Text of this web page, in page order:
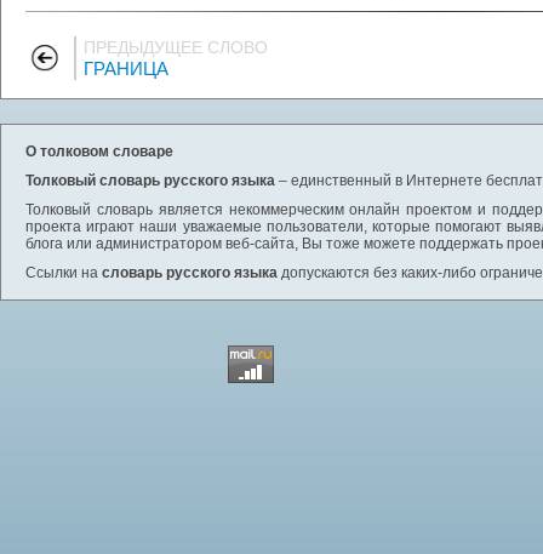
ПРЕДЫДУЩЕЕ СЛОВО
ГРАНИЦА
О толковом словаре
Толковый словарь русского языка – единственный в Интернете
Толковый словарь является некоммерческим онлайн проектом и
проекта играют наши уважаемые пользователи, которые помогают
блога или администратором веб-сайта, Вы тоже можете поддержать
Ссылки на словарь русского языка допускаются без каких-либо